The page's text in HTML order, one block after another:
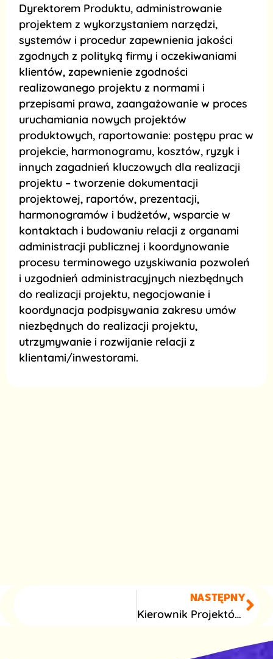
Dyrektorem Produktu, administrowanie
projektem z wykorzystaniem narzędzi,
systemów i procedur zapewnienia jakości
zgodnych z polityką firmy i oczekiwaniami
klientów, zapewnienie zgodności
realizowanego projektu z normami i
przepisami prawa, zaangażowanie w proces
uruchamiania nowych projektów
produktowych, raportowanie: postępu prac w
projekcie, harmonogramu, kosztów, ryzyk i
innych zagadnień kluczowych dla realizacji
projektu – tworzenie dokumentacji
projektowej, raportów, prezentacji,
harmonogramów i budżetów, wsparcie w
kontaktach i budowaniu relacji z organami
administracji publicznej i koordynowanie
procesu terminowego uzyskiwania pozwoleń
i uzgodnień administracyjnych niezbędnych
do realizacji projektu, negocjowanie i
koordynacja podpisywania zakresu umów
niezbędnych do realizacji projektu,
utrzymywanie i rozwijanie relacji z
klientami/inwestorami.
NASTĘPNY
Kierownik Projektów 2